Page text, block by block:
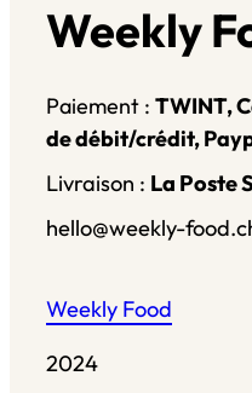
Weekly
Paiement : TWINT,
de débit/crédit,
Livraison : La Poste
hello@weekly-
Weekly Food
2024